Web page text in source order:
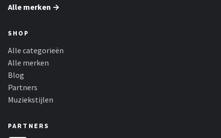
Alle merken →
SHOP
Alle categorieën
Alle merken
Blog
Partners
Muziekstijlen
PARTNERS